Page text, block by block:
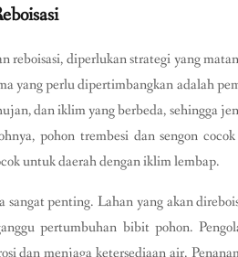
reboisasi, diperlukan strategi yang
yang perlu dipertimbangkan adalah
dan iklim yang berbeda, sehingga
pohon trembesi dan sengon
untuk daerah dengan iklim lembap.
penting. Lahan yang akan
pertumbuhan bibit pohon.
dan menjaga ketersediaan air.